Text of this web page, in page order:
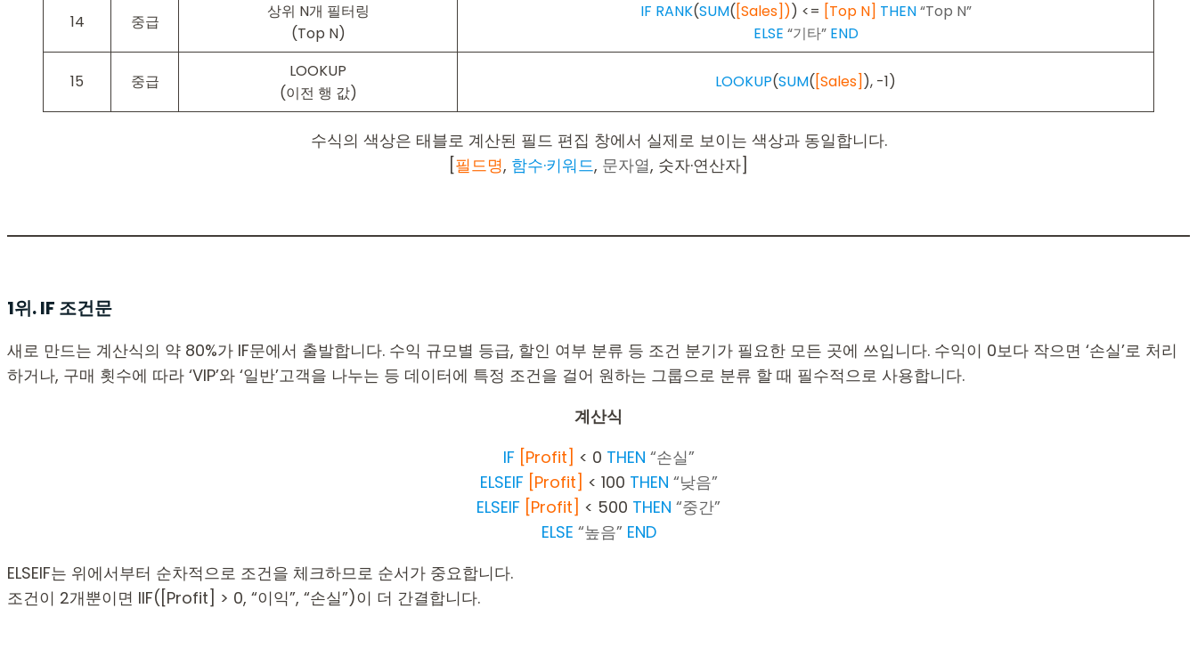
14 중급
상위 N개 필터링
(Top N)
IF RANK(SUM([Sales])) <= [Top N] THEN“Top N”
ELSE “기타” END
15 중급
LOOKUP
(이전 행 값)
LOOKUP(SUM([Sales] ), -1)
수식의 색상은 태블로 계산된 필드 편집 창에서 실제로 보이는 색상과 동일합니다.
[필드명, 함수·키워드, 문자열, 숫자·연산자]
1위. IF 조건문
새로 만드는 계산식의 약 80%가 IF문에서 출발합니다. 수익 규모별 등급, 할인 여부 분류 등 조건 분기가 필요한 모든 곳에 쓰입니다. 수익이 0보다 작으면 ‘손실’로 처리
하거나, 구매 횟수에 따라 ‘VIP’와 ‘일반’고객을 나누는 등 데이터에 특정 조건을 걸어 원하는 그룹으로 분류 할 때 필수적으로 사용합니다.
계산식
IF [Profit] < 0 THEN “손실”
ELSEIF [Profit] < 100 THEN “낮음”
ELSEIF [Profit] < 500 THEN “중간”
ELSE “높음” END
ELSEIF는 위에서부터 순차적으로 조건을 체크하므로 순서가 중요합니다.
조건이 2개뿐이면 IIF([Profit] > 0, “이익”, “손실”)이 더 간결합니다.